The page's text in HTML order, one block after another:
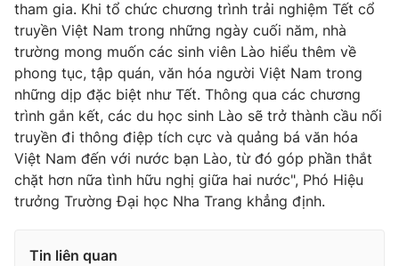
tham gia. Khi tổ chức chương trình trải nghiệm Tết cổ
truyền Việt Nam trong những ngày cuối năm, nhà
trường mong muốn các sinh viên Lào hiểu thêm về
phong tục, tập quán, văn hóa người Việt Nam trong
những dịp đặc biệt như Tết. Thông qua các chương
trình gắn kết, các du học sinh Lào sẽ trở thành cầu nối
truyền đi thông điệp tích cực và quảng bá văn hóa
Việt Nam đến với nước bạn Lào, từ đó góp phần thắt
chặt hơn nữa tình hữu nghị giữa hai nước", Phó Hiệu
trưởng Trường Đại học Nha Trang khẳng định.
Tin liên quan